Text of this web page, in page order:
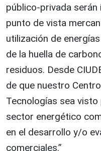
público-privada
punto de vista
utilización de
de la huella de
residuos. Desde
de que nuestro
Tecnologías sea
sector energético
en el desarrollo y/o
comerciales.”